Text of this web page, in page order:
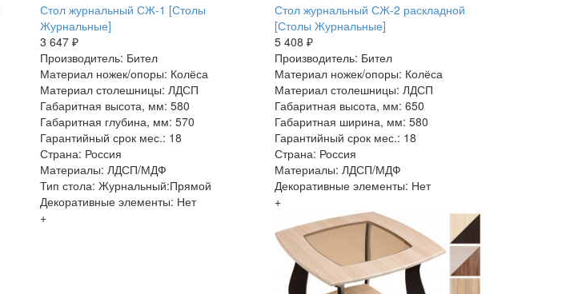
Стол журнальный СЖ-1 [Столы
Журнальные]
3 647 ₽
Производитель: Бител
Материал ножек/опоры: Колёса
Материал столешницы: ЛДСП
Габаритная высота, мм: 580
Габаритная глубина, мм: 570
Гарантийный срок мес.: 18
Страна: Россия
Материалы: ЛДСП/МДФ
Тип стола: Журнальный:Прямой
Декоративные элементы: Нет
+
Стол журнальный СЖ-2 раскладной
[Столы Журнальные]
5 408 ₽
Производитель: Бител
Материал ножек/опоры: Колёса
Материал столешницы: ЛДСП
Габаритная высота, мм: 650
Габаритная ширина, мм: 580
Гарантийный срок мес.: 18
Страна: Россия
Материалы: ЛДСП/МДФ
Декоративные элементы: Нет
+